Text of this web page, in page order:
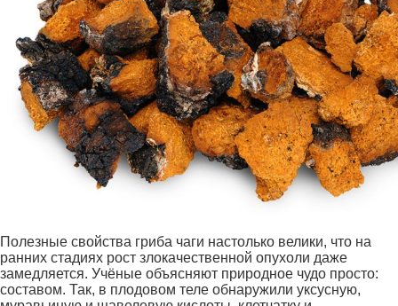
Полезные свойства гриба чаги настолько велики, что на
ранних стадиях рост злокачественной опухоли даже
замедляется. Учёные объясняют природное чудо просто:
составом. Так, в плодовом теле обнаружили уксусную,